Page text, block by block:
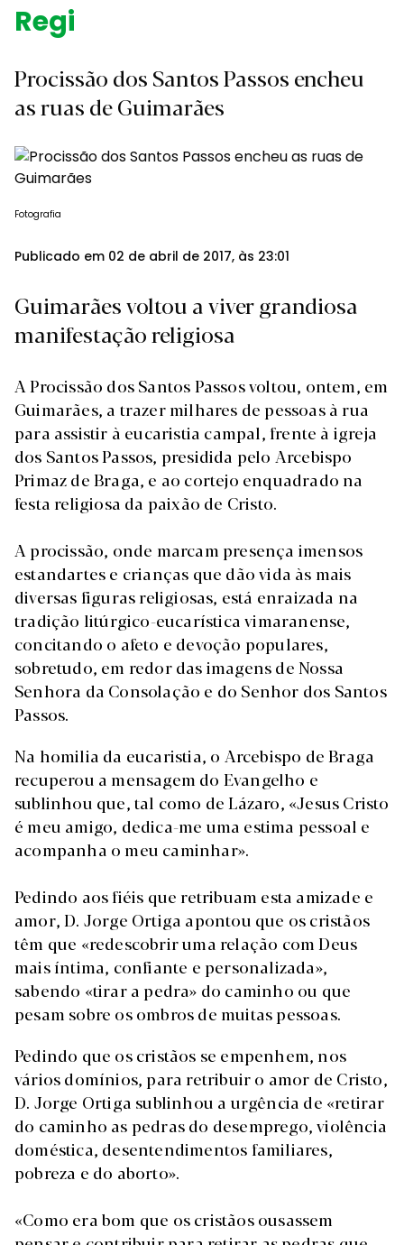
Região.
Procissão dos Santos Passos encheu
as ruas de Guimarães
Fotografia
Publicado em 02 de abril de 2017, às 23:01
Guimarães voltou a viver grandiosa
manifestação religiosa
A Procissão dos Santos Passos voltou, ontem, em
Guimarães, a trazer milhares de pessoas à rua
para assistir à eucaristia campal, frente à igreja
dos Santos Passos, presidida pelo Arcebispo
Primaz de Braga, e ao cortejo enquadrado na
festa religiosa da paixão de Cristo.
A procissão, onde marcam presença imensos
estandartes e crianças que dão vida às mais
diversas figuras religiosas, está enraizada na
tradição litúrgico-eucarística vimaranense,
concitando o afeto e devoção populares,
sobretudo, em redor das imagens de Nossa
Senhora da Consolação e do Senhor dos Santos
Passos.
Na homilia da eucaristia, o Arcebispo de Braga
recuperou a mensagem do Evangelho e
sublinhou que, tal como de Lázaro, «Jesus Cristo
é meu amigo, dedica-me uma estima pessoal e
acompanha o meu caminhar».
Pedindo aos fiéis que retribuam esta amizade e
amor, D. Jorge Ortiga apontou que os cristãos
têm que «redescobrir uma relação com Deus
mais íntima, confiante e personalizada»,
sabendo «tirar a pedra» do caminho ou que
pesam sobre os ombros de muitas pessoas.
Pedindo que os cristãos se empenhem, nos
vários domínios, para retribuir o amor de Cristo,
D. Jorge Ortiga sublinhou a urgência de «retirar
do caminho as pedras do desemprego, violência
doméstica, desentendimentos familiares,
pobreza e do aborto».
«Como era bom que os cristãos ousassem